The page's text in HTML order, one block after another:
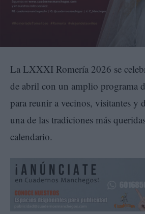
La LXXXI Romería 2026 se
de abril con un amplio programa
para reunir a vecinos, visitantes y
una de las tradiciones más
calendario.